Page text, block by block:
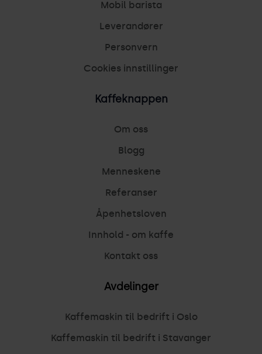
Mobil barista
Leverandører
Personvern
Cookies innstillinger
Kaffeknappen
Om oss
Blogg
Menneskene
Referanser
Åpenhetsloven
Innhold - om kaffe
Kontakt oss
Avdelinger
Kaffemaskin til bedrift i Oslo
Kaffemaskin til bedrift i Stavanger